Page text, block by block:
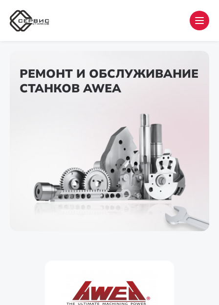
РЕМОНТ И ОБСЛУЖИВАНИЕ
СТАНКОВ AWEA